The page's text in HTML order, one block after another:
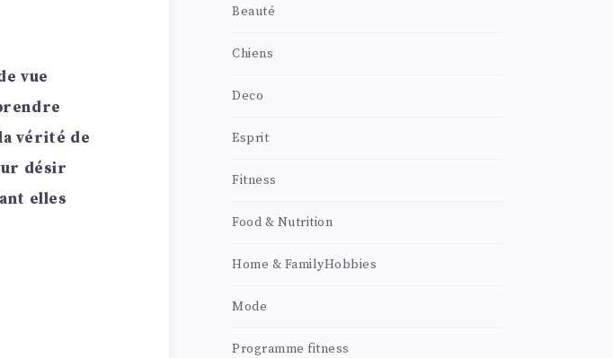
vue
vérité de
désir
elles
Beauté
Chiens
Deco
Esprit
Fitness
Food & Nutrition
Home & FamilyHobbies
Mode
Programme fitness